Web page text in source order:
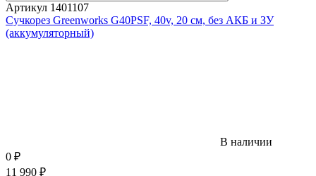
Артикул 1401107
Сучкорез Greenworks G40PSF, 40v, 20 см, без АКБ и ЗУ
(аккумуляторный)
В наличии
0 ₽
11 990 ₽